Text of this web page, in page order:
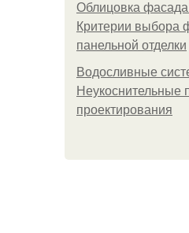
Облицовка
Критерии выбора
панельной отделки
Водосливные
Неукоснительные
проектирования